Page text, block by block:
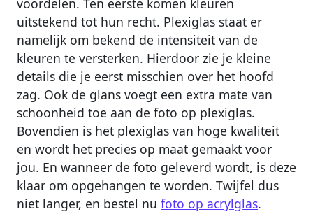
uitstekend tot hun recht. Plexiglas staat er
namelijk om bekend de intensiteit van de
kleuren te versterken. Hierdoor zie je kleine
details die je eerst misschien over het hoofd
zag. Ook de glans voegt een extra mate van
schoonheid toe aan de foto op plexiglas.
Bovendien is het plexiglas van hoge kwaliteit
en wordt het precies op maat gemaakt voor
jou. En wanneer de foto geleverd wordt, is deze
klaar om opgehangen te worden. Twijfel dus
niet langer, en bestel nu foto op acrylglas.